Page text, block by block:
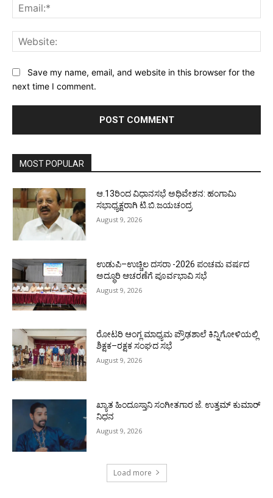
Save my name, email, and website in this browser for the
next time I comment.
MOST POPULAR
ಆ.13ರಿಂದ ವಿಧಾನಸಭೆ ಅಧಿವೇಶನ: ಹಂಗಾಮಿ
ಸಭಾಧ್ಯಕ್ಷರಾಗಿ ಟಿ.ಬಿ.ಜಯಚಂದ್ರ
August 9, 2026
ಉಡುಪಿ–ಉಚ್ಚಿಲ ದಸರಾ -2026 ಪಂಚಮ ವರ್ಷದ
ಅದ್ಧೂರಿ ಆಚರಣೆಗೆ ಪೂರ್ವಭಾವಿ ಸಭೆ
August 9, 2026
ರೋಟರಿ ಆಂಗ್ಲ ಮಾಧ್ಯಮ ಪ್ರೌಢಶಾಲೆ ಕಿನ್ನಿಗೋಳಿಯಲ್ಲಿ
ಶಿಕ್ಷಕ–ರಕ್ಷಕ ಸಂಘದ ಸಭೆ
August 9, 2026
ಖ್ಯಾತ ಹಿಂದೂಸ್ತಾನಿ ಸಂಗೀತಗಾರ ಜೆ. ಉತ್ತಮ್ ಕುಮಾರ್
ನಿಧನ
August 9, 2026
Load more